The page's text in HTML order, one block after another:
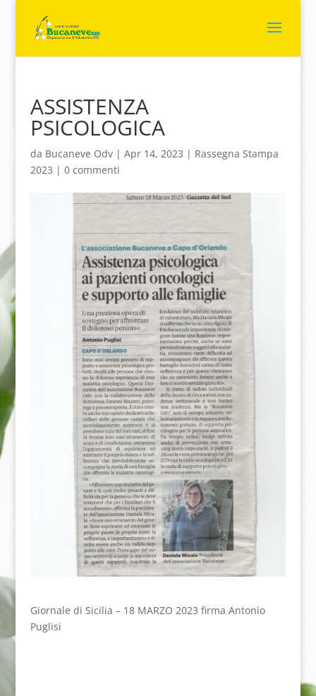
ASSISTENZA
PSICOLOGICA
da Bucaneve Odv| Apr 14, 2023 | Rassegna Stampa
2023 | 0 commenti
Giornale di Sicilia – 18 MARZO 2023 firma Antonio
Puglisi